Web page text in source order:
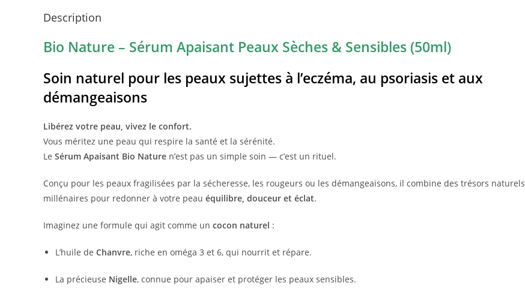
Description
Bio Nature – Sérum Apaisant Peaux Sèches & Sensibles (50ml)
Soin naturel pour les peaux sujettes à l’eczéma, au psoriasis et aux
démangeaisons
Libérez votre peau, vivez le confort.
Vous méritez une peau qui respire la santé et la sérénité.
Le Sérum Apaisant Bio Nature n’est pas un simple soin — c’est un rituel.
Conçu pour les peaux fragilisées par la sécheresse, les rougeurs ou les démangeaisons, il combine des trésors naturels
millénaires pour redonner à votre peau équilibre, douceur et éclat.
Imaginez une formule qui agit comme un cocon naturel :
L’huile de Chanvre, riche en oméga 3 et 6, qui nourrit et répare.
La précieuse Nigelle, connue pour apaiser et protéger les peaux sensibles.